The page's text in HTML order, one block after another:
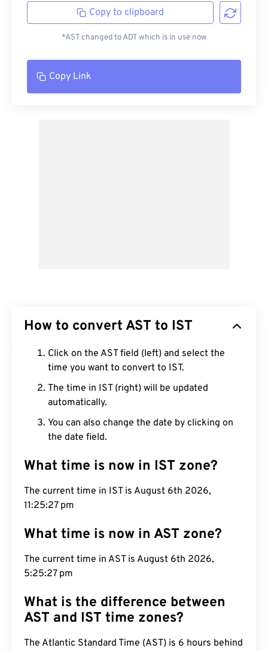
Copy to clipboard
*AST changed to ADT which is in use now
Copy Link
How to convert AST to IST
Click on the AST field (left) and select the
time you want to convert to IST.
The time in IST (right) will be updated
automatically.
You can also change the date by clicking on
the date field.
What time is now in IST zone?
The current time in IST is August 6th 2026,
11:25:28 pm
What time is now in AST zone?
The current time in AST is August 6th 2026,
5:25:28 pm
What is the difference between
AST and IST time zones?
The Atlantic Standard Time (AST) is 6 hours behind